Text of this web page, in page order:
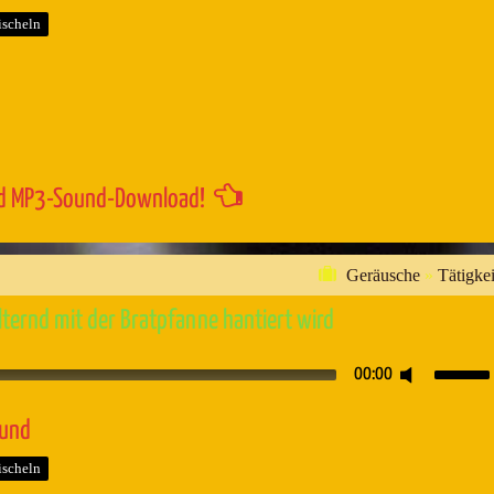
Sound-Download!
Geräusche »
mit der Bratpfanne hantiert wird
00:00